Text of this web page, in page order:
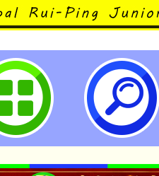
保護消費者權益
立瑞坪國民中